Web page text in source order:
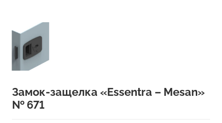
Замок-защелка «Essentra – Mesan»
№ 671